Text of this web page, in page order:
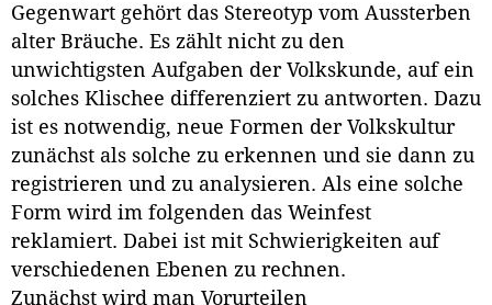
Gegenwart gehört das Stereotyp vom Aussterben
alter Bräuche. Es zählt nicht zu den
unwichtigsten Aufgaben der Volkskunde, auf ein
solches Klischee differenziert zu antworten. Dazu
ist es notwendig, neue Formen der Volkskultur
zunächst als solche zu erkennen und sie dann zu
registrieren und zu analysieren. Als eine solche
Form wird im folgenden das Weinfest
reklamiert. Dabei ist mit Schwierigkeiten auf
verschiedenen Ebenen zu rechnen.
Zunächst wird man Vorurteilen